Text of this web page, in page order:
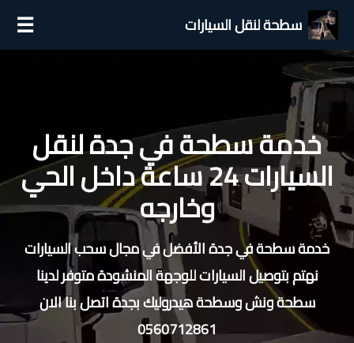
سطحة لنقل السيارات ☰
خدمة سطحة في جدة لنقل
السيارات 24 ساعة داخل الحي
وخارجه
خدمة سطحة في جدة الأفضل في مجال سحب السيارات
نهتم بتوصيل السيارات للوجهة المنشودة متوفر لدينا
سطحة ونش وسطحة هيدروليك بجدة اتصل بنا الان
0560712861